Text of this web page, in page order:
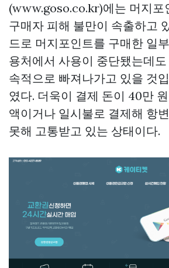
(www.goso.co.kr)에는 머지포
구매자 피해 불만이 속출하고
드로 머지포인트를 구매한 일
용처에서 사용이 중단됐는데
속적으로 빠져나가고 있을 것
였다. 더욱이 결제 돈이 40만
액이거나 일시불로 결제해 항
못해 고통받고 있는 상태이다.